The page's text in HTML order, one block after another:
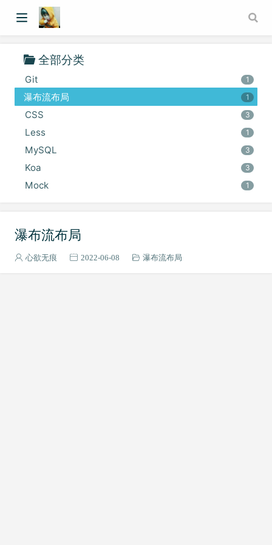
全部分类
《Redis》
Express
Egg
Git 1
瀑布流布局 1
CSS 3
Less 1
MySQL 3
Koa 3
Mock 1
瀑布流布局
心欲无痕 2022-06-08 瀑布流布局